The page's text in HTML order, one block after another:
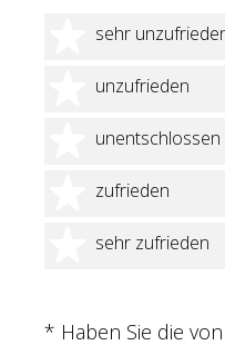
sehr
1 Stern
unzufrieden
2 Sterne
unentschlossen
3 Sterne
zufrieden
4 Sterne
sehr zufrieden
5 Sterne
* Haben Sie die
(Erforderlich.)